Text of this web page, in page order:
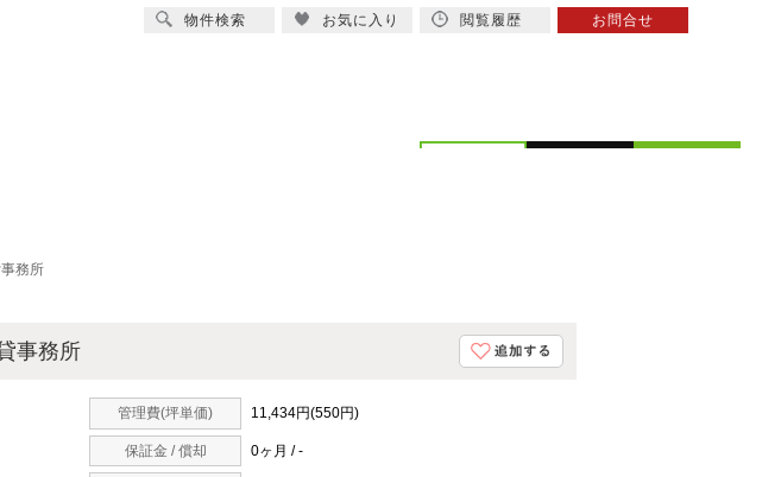
務所
事務所
管理費(坪単価) 11,434円(550円)
保証金 / 償却 0ヶ月 / -
物件検索 お気に入り 閲覧履歴 お問合せ